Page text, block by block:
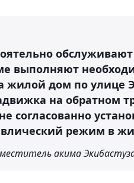
выполняют
дом по улице
на обратном
согласованно
режим в
акима